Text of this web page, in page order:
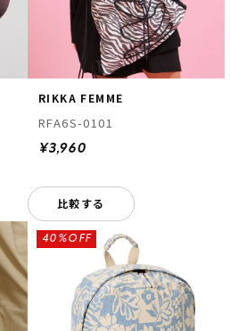
RIKKA FEMME
RFA6S-0101
¥3,960
比較する
40%OFF